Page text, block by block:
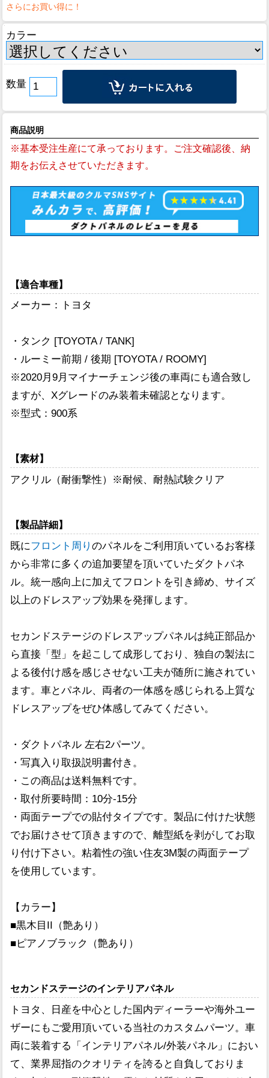
カラー
数量
商品説明
※基本受注生産にて承っております。ご注文確認後、納
期をお伝えさせていただきます。
【適合車種】
メーカー：トヨタ
・タンク [TOYOTA / TANK]
・ルーミー前期 / 後期 [TOYOTA / ROOMY]
※2020月9月マイナーチェンジ後の車両にも適合致し
ますが、Xグレードのみ装着未確認となります。
※型式：900系
【素材】
アクリル（耐衝撃性）※耐候、耐熱試験クリア
【製品詳細】
既にフロント周りのパネルをご利用頂いているお客様
から非常に多くの追加要望を頂いていたダクトパネ
ル。統一感向上に加えてフロントを引き締め、サイズ
以上のドレスアップ効果を発揮します。
セカンドステージのドレスアップパネルは純正部品か
ら直接「型」を起こして成形しており、独自の製法に
よる後付け感を感じさせない工夫が随所に施されてい
ます。車とパネル、両者の一体感を感じられる上質な
ドレスアップをぜひ体感してみてください。
・ダクトパネル 左右2パーツ。
・写真入り取扱説明書付き。
・この商品は送料無料です。
・取付所要時間：10分-15分
・両面テープでの貼付タイプです。製品に付けた状態
でお届けさせて頂きますので、離型紙を剥がしてお取
り付け下さい。粘着性の強い住友3M製の両面テープ
を使用しています。
【カラー】
■黒木目II（艶あり）
■ピアノブラック（艶あり）
セカンドステージのインテリアパネル
トヨタ、日産を中心とした国内ディーラーや海外ユー
ザーにもご愛用頂いている当社のカスタムパーツ。車
両に装着する「インテリアパネル/外装パネル」におい
て、業界屈指のクオリティを誇ると自負しておりま